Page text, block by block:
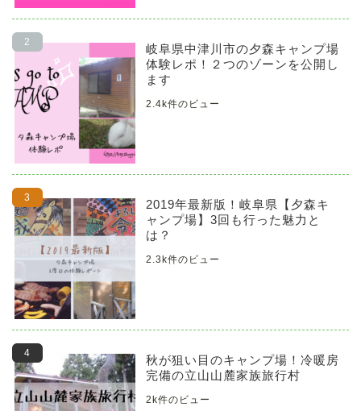
岐阜県中津川市の夕森キャンプ場
体験レポ！２つのゾーンを公開し
ます
2.4k件のビュー
2019年最新版！岐阜県【夕森キ
ャンプ場】3回も行った魅力と
は？
2.3k件のビュー
秋が狙い目のキャンプ場！冷暖房
完備の立山山麓家族旅行村
2k件のビュー